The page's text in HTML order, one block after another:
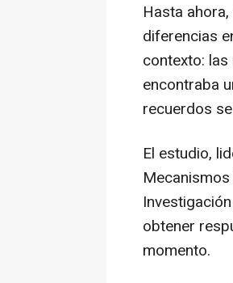
Hasta
diferencias
contexto:
encontraba
recuerdos
El estudio,
obtener
momento.